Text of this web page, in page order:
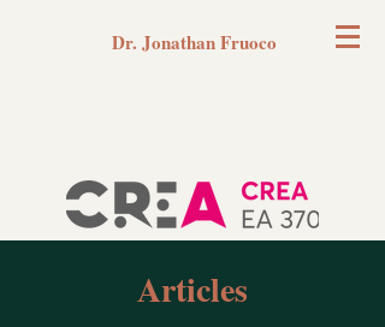
Dr. Jonathan Fruoco
Articles